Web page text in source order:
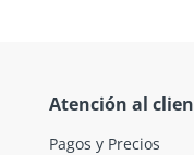
Atención al
Pagos y Precios